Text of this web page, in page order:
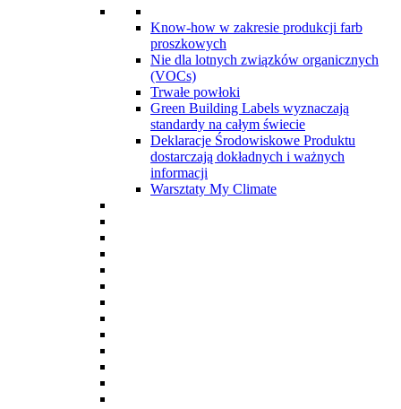
Know-how w zakresie produkcji farb
proszkowych
Nie dla lotnych związków organicznych
(VOCs)
Trwałe powłoki
Green Building Labels wyznaczają
standardy na całym świecie
Deklaracje Środowiskowe Produktu
dostarczają dokładnych i ważnych
informacji
Warsztaty My Climate